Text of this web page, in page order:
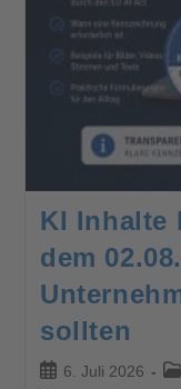
KI Inhalte
dem
sollten
6. Juli 2026